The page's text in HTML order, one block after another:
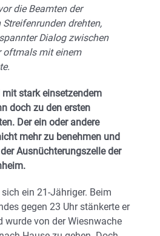
die Beamten der
drehten,
Dialog zwischen
oftmals mit einem
stark einsetzendem
doch zu den ersten
Der ein oder andere
mehr zu benehmen und
Ausnüchterungszelle der
ein 21-Jähriger. Beim
gegen 23 Uhr stänkerte er
wurde von der Wiesnwache